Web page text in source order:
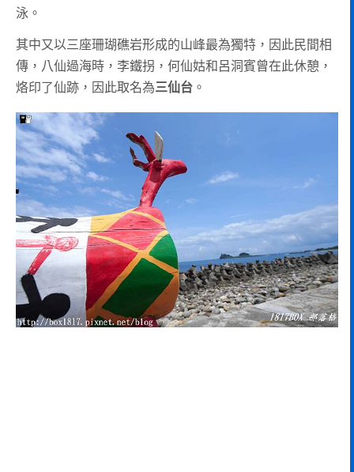
泳。
其中又以三座珊瑚礁岩形成的山峰最為獨特，因此民間相
傳，八仙過海時，李鐵拐，何仙姑和呂洞賓曾在此休憩，
烙印了仙跡，因此取名為三仙台 。